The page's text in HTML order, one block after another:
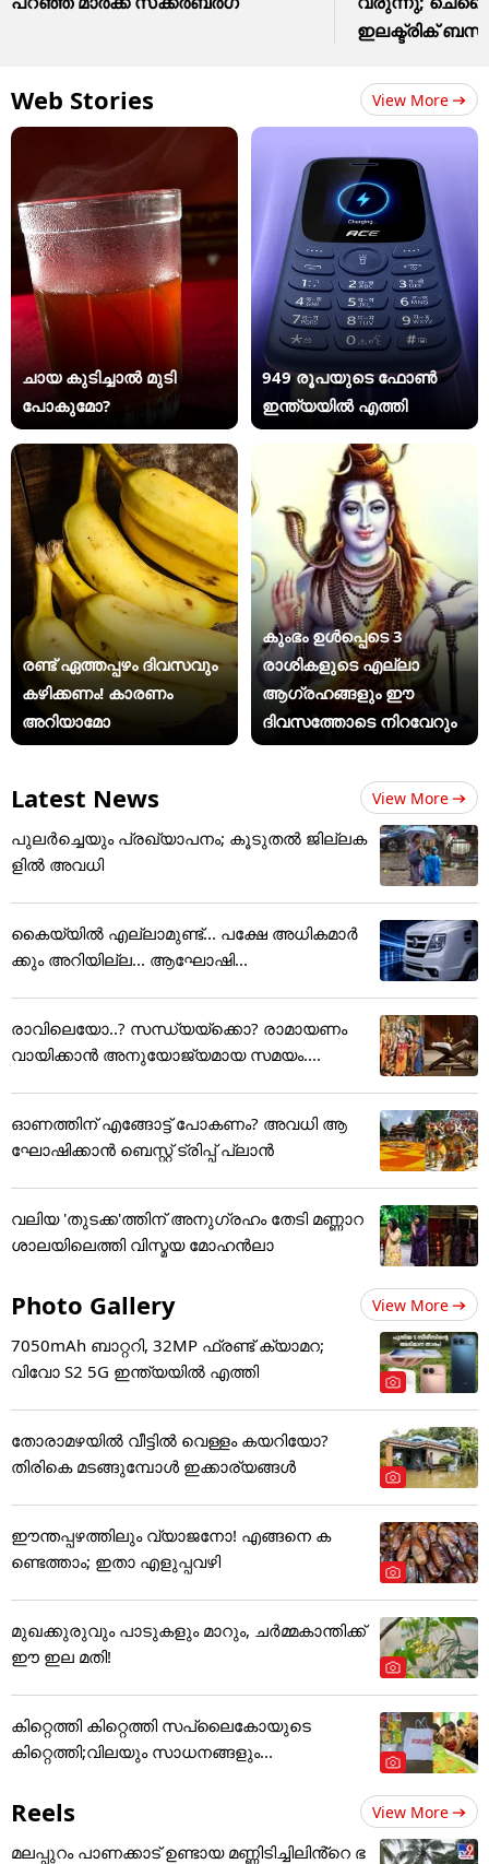
ഇലക്ട്രിക്
Web Stories View More
ചായ കുടിച്ചാൽ മുടി
പോകുമോ?
949 രൂപയുടെ ഫോൺ
ഇന്ത്യയിൽ എത്തി
രണ്ട് ഏത്തപ്പഴം ദിവസവും
കഴിക്കണം! കാരണം
അറിയാമോ
കുംഭം ഉൾപ്പെടെ 3
രാശികളുടെ എല്ലാ
ആഗ്രഹങ്ങളും ഈ
ദിവസത്തോടെ നിറവേറും
Latest News View More
പുലര്‍ച്ചെയും പ്രഖ്യാപനം; കൂടുതല്‍ ജില്ലക
ളില്‍ അവധി
കൈയ്യിൽ എല്ലാമുണ്ട്... പക്ഷേ അധികമാർ
ക്കും അറിയില്ല... ആഘോഷി...
രാവിലെയോ..? സന്ധ്യയ്ക്കൊ? രാമായണം
വായിക്കാൻ അനുയോജ്യമായ സമയം....
ഓണത്തിന് എങ്ങോട്ട് പോകണം? അവധി ആ
ഘോഷിക്കാൻ ബെസ്റ്റ് ട്രിപ്പ് പ്ലാൻ
വലിയ 'തുടക്ക'ത്തിന് അനുഗ്രഹം തേടി മണ്ണാറ
ശാലയിലെത്തി വിസ്മയ മോഹൻലാ
Photo Gallery View More
7050mAh ബാറ്ററി, 32MP ഫ്രണ്ട് ക്യാമറ;
വിവോ S2 5G ഇന്ത്യയിൽ എത്തി
തോരാമഴയിൽ വീട്ടിൽ വെള്ളം കയറിയോ?
തിരികെ മടങ്ങുമ്പോൾ ഇക്കാര്യങ്ങൾ
ഈന്തപ്പഴത്തിലും വ്യാജനോ! എങ്ങനെ ക
ണ്ടെത്താം; ഇതാ എളുപ്പവഴി
മുഖക്കുരുവും പാടുകളും മാറും, ചർമ്മകാന്തിക്ക്
ഈ ഇല മതി!
കിറ്റെത്തി കിറ്റെത്തി സപ്ലൈകോയുടെ
കിറ്റെത്തി;വിലയും സാധനങ്ങളും...
Reels View More
മലപ്പുറം പാണക്കാട് ഉണ്ടായ മണ്ണിടിച്ചിലിൻ്റെ ഭ